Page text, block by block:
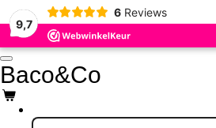
9,7
6 Reviews
Ga
direct
naar
de
hoofdinhoud
Baco&Co